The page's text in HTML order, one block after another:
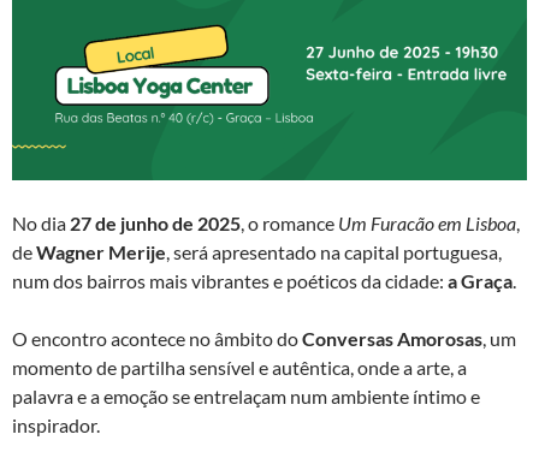
No dia 27 de junho de 2025, o romance Um Furacão em Lisboa,
deWagner Merije, será apresentado na capital portuguesa,
num dos bairros mais vibrantes e poéticos da cidade: a Graça.
O encontro acontece no âmbito doConversas Amorosas, um
momento de partilha sensível e autêntica, onde a arte, a
palavra e a emoção se entrelaçam num ambiente íntimo e
inspirador.